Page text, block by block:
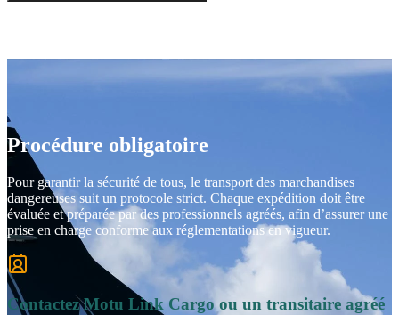
Procédure obligatoire
Pour garantir la sécurité de tous, le transport des marchandises
dangereuses suit un protocole strict. Chaque expédition doit être
évaluée et préparée par des professionnels agréés, afin d’assurer une
prise en charge conforme aux réglementations en vigueur.
Contactez Motu Link Cargo ou un transitaire agréé